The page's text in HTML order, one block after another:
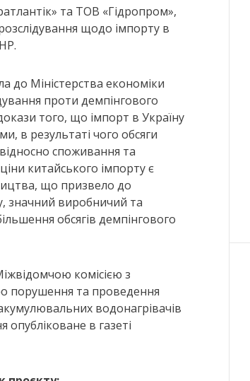
та ТОВ «Гідропром»,
щодо імпорту в
до Міністерства економіки
проти демпінгового
того, що імпорт в Україну
в результаті чого обсяги
споживання та
китайського імпорту є
що призвело до
значний виробничий та
обсягів демпінгового
комісією з
порушення та проведення
водонагрівачів
в газеті